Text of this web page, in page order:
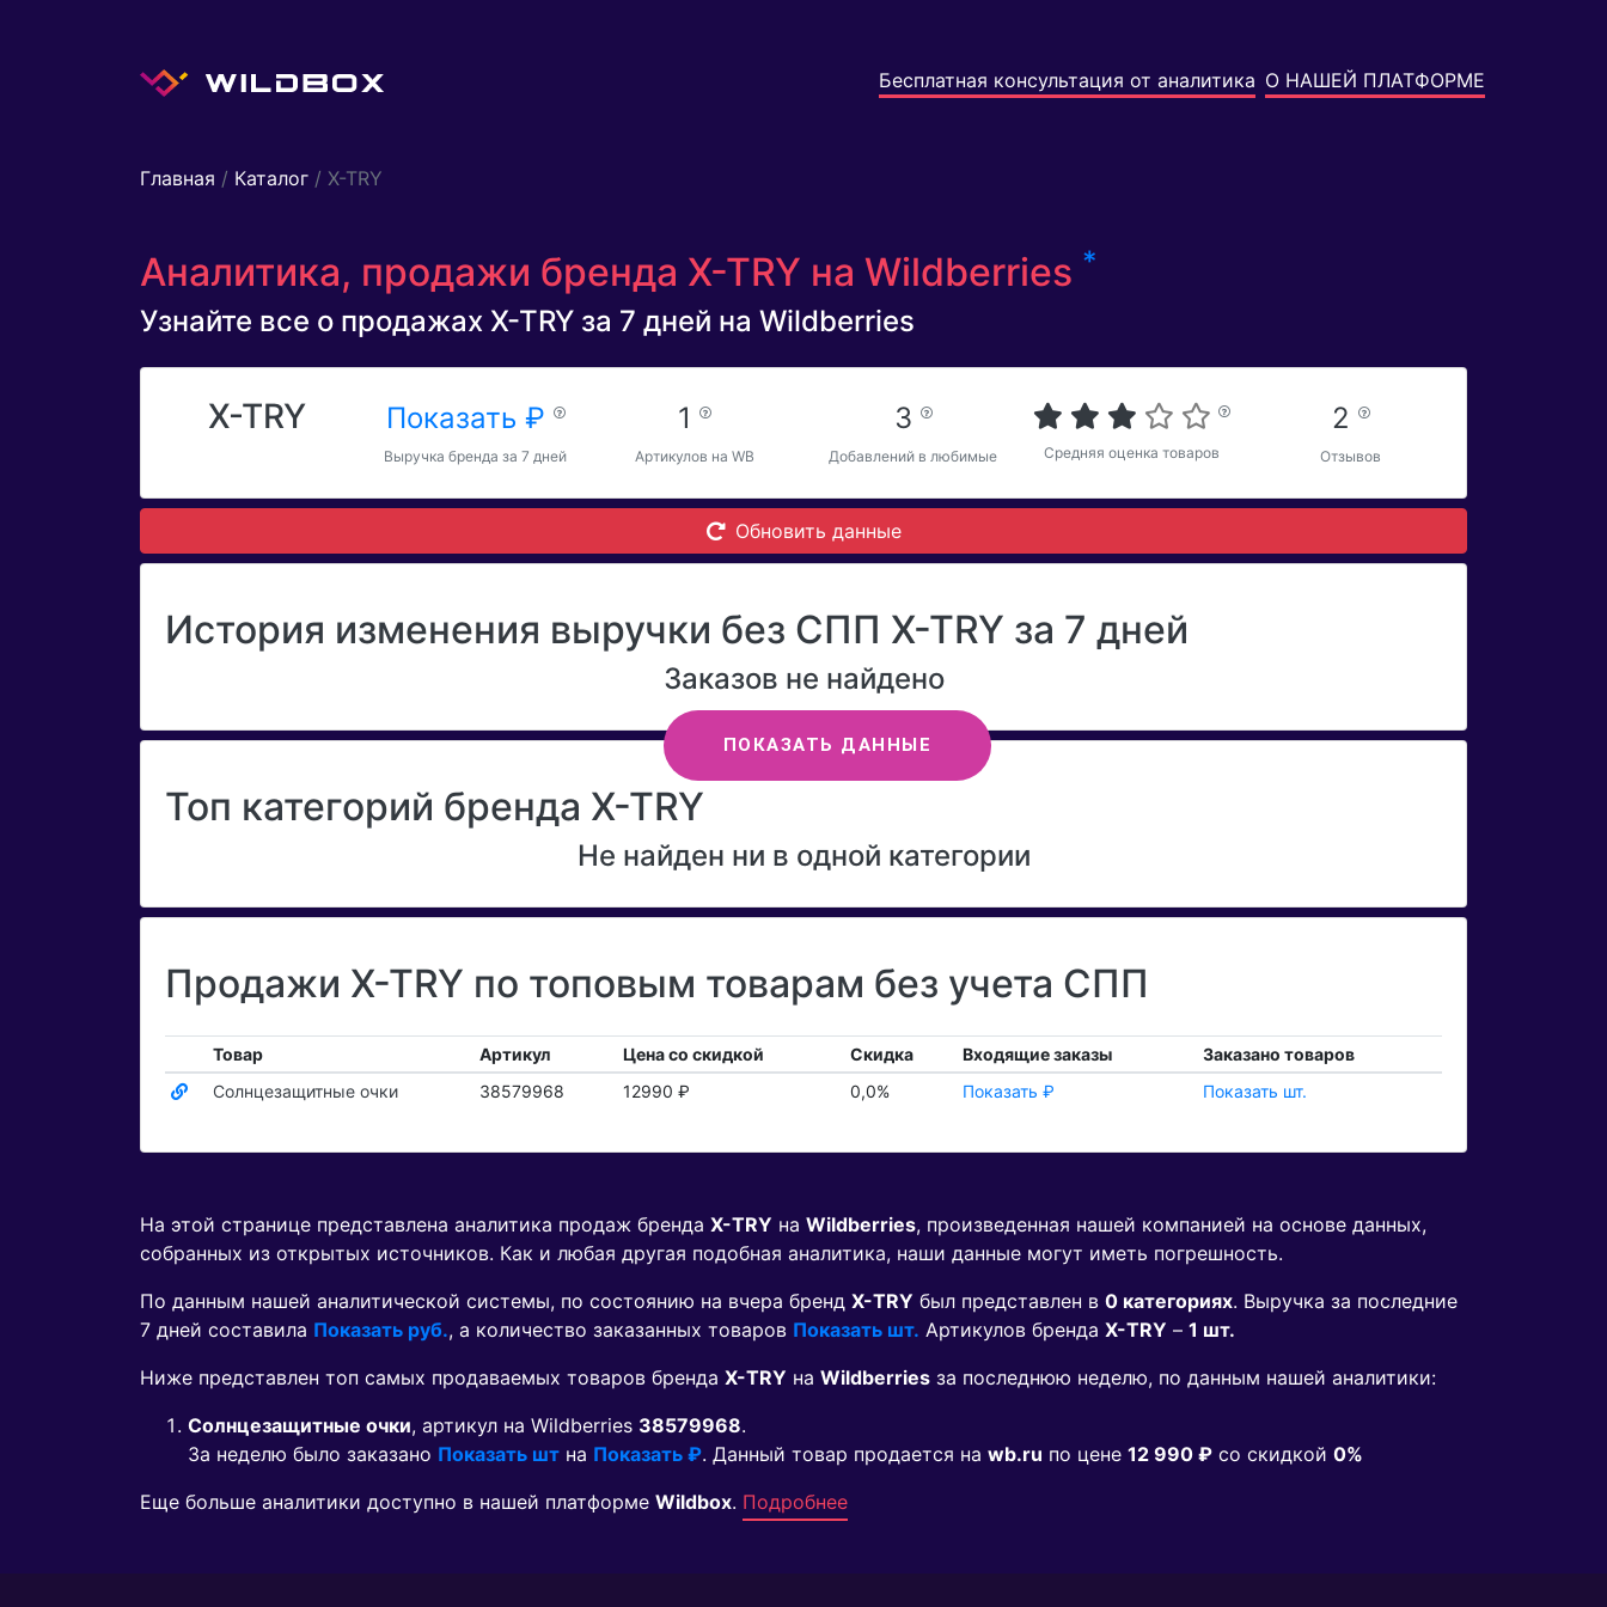
Бесплатная консультация от аналитика О НАШЕЙ ПЛАТФОРМЕ
Главная / Каталог / X-TRY
Аналитика, продажи бренда X-TRY на Wildberries *
Узнайте все о продажах X-TRY за 7 дней на Wildberries
X-TRY Показать ₽
Выручка бренда за 7 дней
1
Артикулов на WB
3
Добавлений в любимые Средняя оценка товаров
2
Отзывов
Обновить данные
История изменения выручки без СПП X-TRY за 7 дней
ПОКАЗАТЬ ДАННЫЕ
Заказов не найдено
Топ категорий бренда X-TRY
Не найден ни в одной категории
Продажи X-TRY по топовым товарам без учета СПП
Товар Артикул Цена со скидкой Скидка Входящие заказы
Заказано товаров
Солнцезащитные очки
38579968 12990 ₽ 0,0% Показать ₽ Показать шт.
На этой странице представлена аналитика продаж бренда X-TRY на Wildberries, произведенная нашей компанией на основе данных,
собранных из открытых источников. Как и любая другая подобная аналитика, наши данные могут иметь погрешность.
По данным нашей аналитической системы, по состоянию на вчера бренд X-TRY был представлен в 0 категориях. Выручка за последние
7 дней составила Показать руб., а количество заказанных товаров Показать шт. Артикулов бренда X-TRY – 1 шт.
Ниже представлен топ самых продаваемых товаров бренда X-TRY на Wildberries за последнюю неделю, по данным нашей аналитики:
Солнцезащитные очки, артикул на Wildberries 38579968.
За неделю было заказано Показать шт на Показать ₽. Данный товар продается на wb.ru по цене 12 990 ₽ co скидкой 0%
Еще больше аналитики доступно в нашей платформе Wildbox. Подробнее